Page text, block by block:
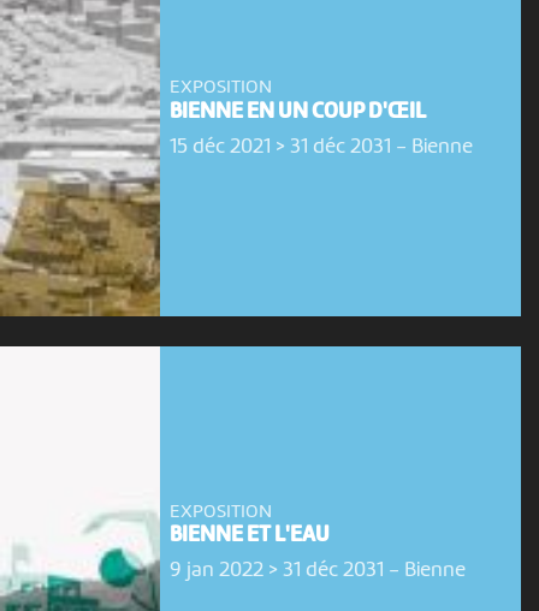
EXPOSITION
BIENNE EN UN COUP D'ŒIL
15 déc 2021 > 31 déc 2031 - Bienne
EXPOSITION
BIENNE ET L'EAU
9 jan 2022 > 31 déc 2031 - Bienne